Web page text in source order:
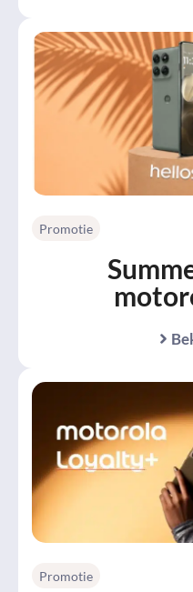
Promotie
Promotie